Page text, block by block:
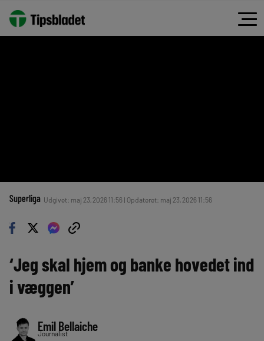
Superliga Udgivet: maj 23, 2026 11:56 | Opdateret: maj 23, 2026 11:56
‘Jeg skal hjem og banke hovedet ind
i væggen’
Emil Bellaiche
Journalist